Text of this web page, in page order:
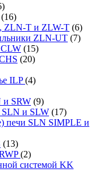
(16)
ZLN-T и ZLW-T (6)
ZLN-UT (7)
(15)
(20)
ILP(4)
и SRW (9)
и SLW (17)
печи SLN SIMPLE и
(13)
(2)
системой KK